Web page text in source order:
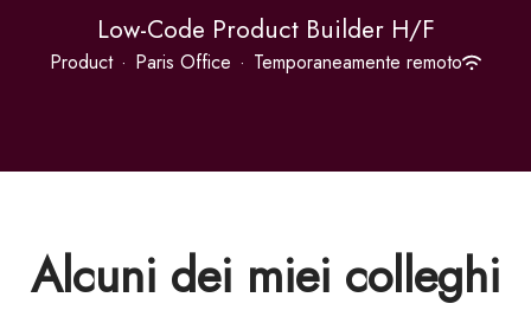
Low-Code Product Builder H/F
Product · Paris Office · Temporaneamente remoto
Alcuni dei miei colleghi